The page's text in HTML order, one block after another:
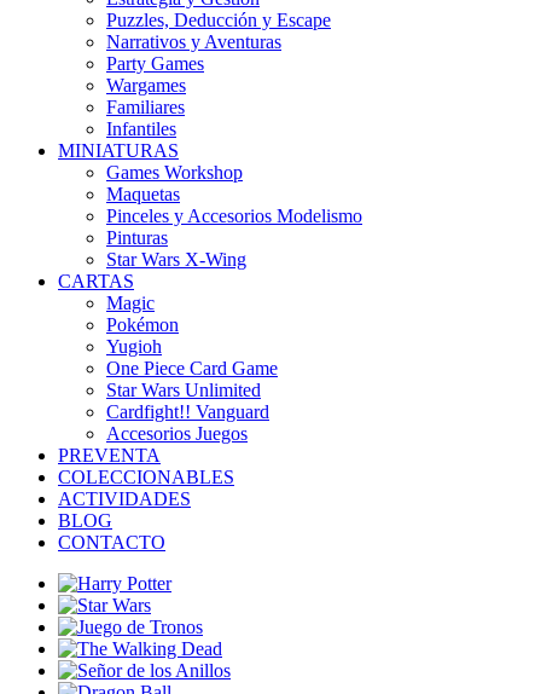
Puzzles, Deducción y Escape
Narrativos y Aventuras
Party Games
Wargames
Familiares
Infantiles
MINIATURAS
Games Workshop
Maquetas
Pinceles y Accesorios Modelismo
Pinturas
Star Wars X-Wing
CARTAS
Magic
Pokémon
Yugioh
One Piece Card Game
Star Wars Unlimited
Cardfight!! Vanguard
Accesorios Juegos
PREVENTA
COLECCIONABLES
ACTIVIDADES
BLOG
CONTACTO